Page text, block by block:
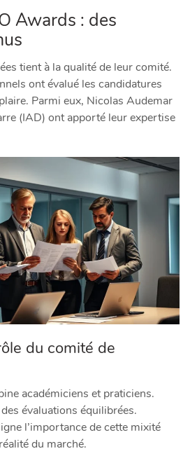
Awards : des
tient à la qualité de leur comité.
ont évalué les candidatures
Parmi eux, Nicolas Audemar
(IAD) ont apporté leur expertise
du comité de
académiciens et praticiens.
évaluations équilibrées.
l’importance de cette mixité
du marché.